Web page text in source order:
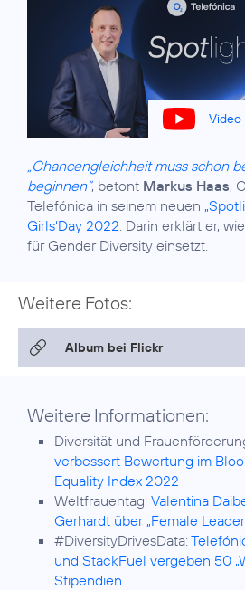
Video
„Chancengleichheit muss schon
beginnen“, betont Markus Haas,
Telefónica in seinem neuen
Girls‘Day 2022 . Darin erklärt er,
für Gender Diversity einsetzt.
Weitere Fotos:
Album bei Flickr
Weitere Informationen:
Diversität und
verbessert Bewertung im
Equality Index 2022
Weltfrauentag: Valentina
Gerhardt über „Female
#DiversityDrivesData:
und StackFuel vergeben 50
Stipendien